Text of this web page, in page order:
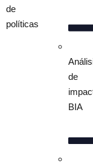
de
políticas
de
BIA